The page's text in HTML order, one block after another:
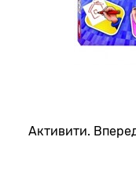
Активити.